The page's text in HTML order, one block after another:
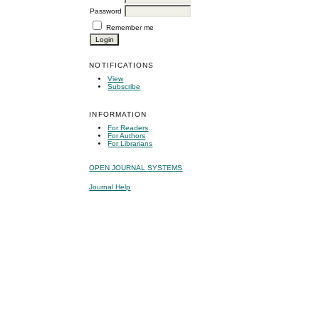
Password
Remember me
NOTIFICATIONS
View
Subscribe
INFORMATION
For Readers
For Authors
For Librarians
OPEN JOURNAL SYSTEMS
Journal Help